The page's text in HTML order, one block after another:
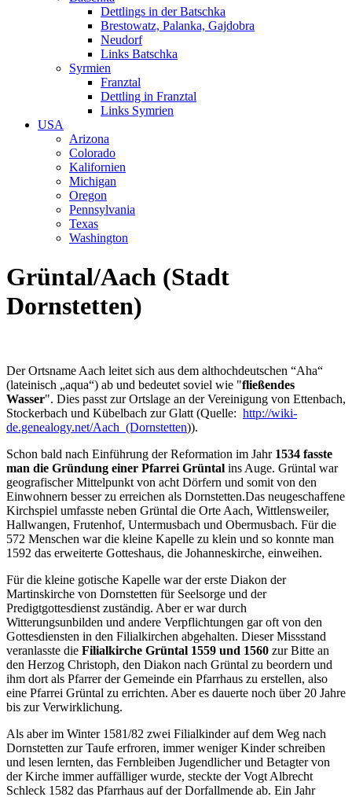
Dettlings in der Batschka
Brestowatz, Palanka, Gajdobra
Neudorf
Links Batschka
Syrmien
Franztal
Dettling in Franztal
Links Symrien
USA
Arizona
Colorado
Kalifornien
Michigan
Oregon
Pennsylvania
Texas
Washington
Grüntal/Aach (Stadt
Dornstetten)
Der Ortsname Aach leitet sich aus dem althochdeutschen “Aha“
(lateinisch „aqua“) ab und bedeutet soviel wie "fließendes
Wasser". Dies passt zur Ortslage an der Vereinigung von Ettenbach,
Stockerbach und Kübelbach zur Glatt (Quelle: http://wiki-
de.genealogy.net/Aach_(Dornstetten)).
Schon bald nach Einführung der Reformation im Jahr 1534 fasste
man die Gründung einer Pfarrei Grüntal ins Auge. Grüntal war
geografischer Mittelpunkt von acht Dörfern und somit von den
Einwohnern besser zu erreichen als Dornstetten.Das neugeschaffene
Kirchspiel umfasste neben Grüntal die Orte Aach, Wittlensweiler,
Hallwangen, Frutenhof, Untermusbach und Obermusbach. Für die
572 Menschen war die kleine Kapelle zu klein und so konnte man
1592 das erweiterte Gotteshaus, die Johanneskirche, einweihen.
Für die kleine gotische Kapelle war der erste Diakon der
Martinskirche von Dornstetten für Seelsorge und der
Predigtgottesdienst zuständig. Aber er war durch
Witterungsunbilden und andere Verpflichtungen gar oft von den
Gottesdiensten in den Filialkirchen abgehalten. Dieser Missstand
veranlasste die Filialkirche Grüntal 1559 und 1560 zur Bitte an
den Herzog Christoph, den Diakon nach Grüntal zu beordern und
ihm dort als Pfarrer der Gemeinde ein Pfarrhaus zu erstellen, also
eine Pfarrei Grüntal zu errichten. Aber es dauerte noch über 20 Jahre
bis zur Verwirklichung.
Als aber im Winter 1581/82 zwei Filialkinder auf dem Weg nach
Dornstetten zur Taufe erfroren, immer weniger Kinder schreiben
und lesen lernten, das Fernbleiben Jugendlicher und Betagter von
der Kirche immer auffälliger wurde, steckte der Vogt Albrecht
Schleck 1582 das Pfarrhaus auf der Dorfallmende ab. Ein Jahr